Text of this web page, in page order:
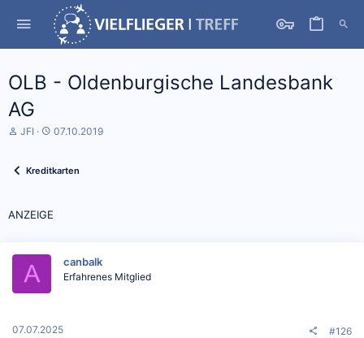
OLB - Oldenburgische Landesbank
AG
S
r
*
JFI
D
u
07.10.2019
Kreditkarten
ANZEIGE
canbalk
Erfahrenes Mitglied
07.07.2025 #126